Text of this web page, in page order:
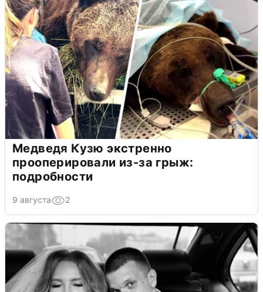
Медведя Кузю экстренно
прооперировали из-за грыж:
подробности
9 августа 2